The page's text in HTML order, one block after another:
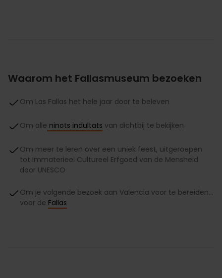
Waarom het Fallasmuseum bezoeken
Om Las Fallas het hele jaar door te beleven
Om alle ninots indultats van dichtbij te bekijken
Om meer te leren over een uniek feest, uitgeroepen
tot Immaterieel Cultureel Erfgoed van de Mensheid
door UNESCO
Om je volgende bezoek aan Valencia voor te bereiden…
voor de Fallas